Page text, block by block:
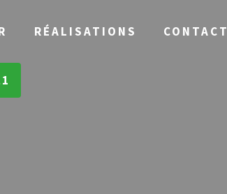
RÉALISATIONS CONTACT